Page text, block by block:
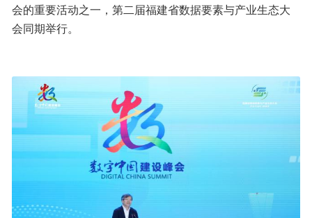
会的重要活动之一，第二届福建省数据要素与产业生态大
会同期举行。